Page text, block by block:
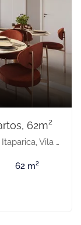
62m²
Vila Velha-ES
62 m²